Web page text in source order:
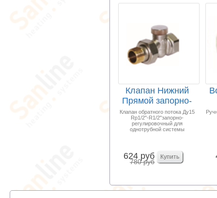
Клапан Нижний
Прямой запорно-
регулировочный
1/2...
Клапан обратного потока Ду15
Rp1/2"-R1/2"запорно-
регулировочный для
однотрубной системы
624 руб
780 руб